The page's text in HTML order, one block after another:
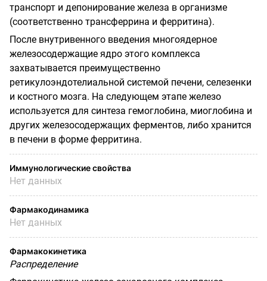
транспорт и депонирование железа в организме
(соответственно трансферрина и ферритина).
После внутривенного введения многоядерное
железосодержащие ядро этого комплекса
захватывается преимущественно
ретикулоэндотелиальной системой печени, селезенки
и костного мозга. На следующем этапе железо
используется для синтеза гемоглобина, миоглобина и
других железосодержащих ферментов, либо хранится
в печени в форме ферритина.
Иммунологические свойства
Нет данных
Фармакодинамика
Нет данных
Фармакокинетика
Распределение